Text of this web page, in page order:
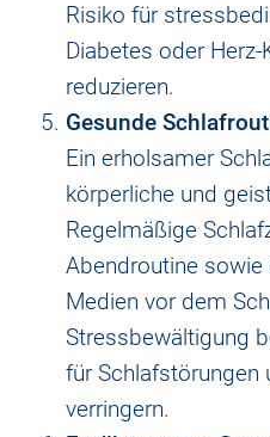
Risiko für
Diabetes oder
reduzieren.
Gesunde
Ein erholsamer
körperliche und
Regelmäßige
Abendroutine
Medien vor dem
Stressbewältigung
für Schlafstörungen
verringern.